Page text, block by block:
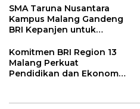
Pradoto Adiningrat
Didapuk Jadi Ketua
SMA Taruna Nusantara
Kampus Malang Gandeng
BRI Kepanjen untuk
Perbankan
Komitmen BRI Region 13
Malang Perkuat
Pendidikan dan Ekonomi